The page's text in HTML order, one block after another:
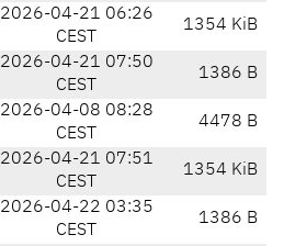
2026-04-21 06:26
CEST
1354 KiB
2026-04-21 07:50
CEST
1386 B
2026-04-08 08:28
CEST
4478 B
2026-04-21 07:51
CEST
1354 KiB
2026-04-22 03:35
CEST
1386 B